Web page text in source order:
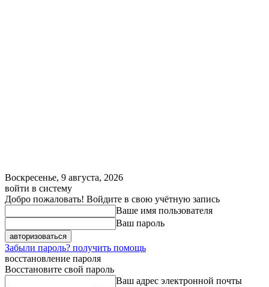
Воскресенье, 9 августа, 2026
войти в систему
Добро пожаловать! Войдите в свою учётную запись
Ваше имя пользователя
Ваш пароль
Забыли пароль? получить помощь
восстановление пароля
Восстановите свой пароль
Ваш адрес электронной почты